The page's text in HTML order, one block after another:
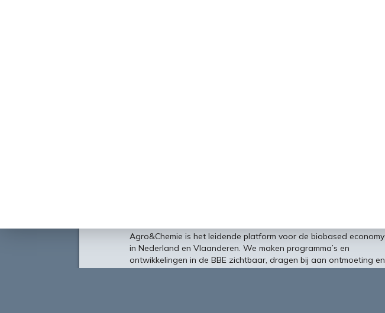
Agro&Chemie is het leidende platform voor de biobased economy
in Nederland en Vlaanderen. We maken programma’s en
ontwikkelingen in de BBE zichtbaar, dragen bij aan ontmoeting en
verbinding tussen ondernemers, kennisinstellingen en overheid en